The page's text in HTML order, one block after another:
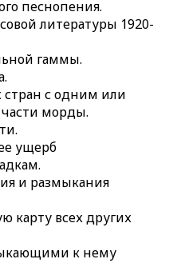
песнопения.
литературы 1920-
гаммы.
с одним или
морды.
ущерб
и размыкания
карту всех других
к нему